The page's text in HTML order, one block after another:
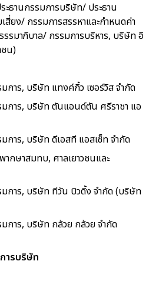
ะธานกรรมการบริษัท/ ประธาน
สี่ยง/ กรรมการสรรหาและกำหนดค่า
รมาภิบาล/ กรรมการบริหาร, บริษัท อิ
น)
การ, บริษัท แทงค์กิ้ว เซอร์วิส จำกัด
การ, บริษัท ตันแอนด์ตัน ศรีราชา แอ
การ, บริษัท ดีเอสที แอสเซ็ท จำกัด
กษาสมทบ, ศาลเยาวชนและ
การ, บริษัท ทีวัน บิวดิ้ง จำกัด (บริษัท
การ, บริษัท กล้วย กล้วย จำกัด
ารบริษัท